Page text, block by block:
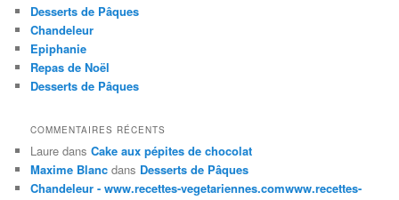
Desserts de Pâques
Chandeleur
Epiphanie
Repas de Noël
Desserts de Pâques
COMMENTAIRES RÉCENTS
Laure dansCake aux pépites de chocolat
Maxime Blanc dans Desserts de Pâques
Chandeleur - www.recettes-vegetariennes.comwww.recettes-